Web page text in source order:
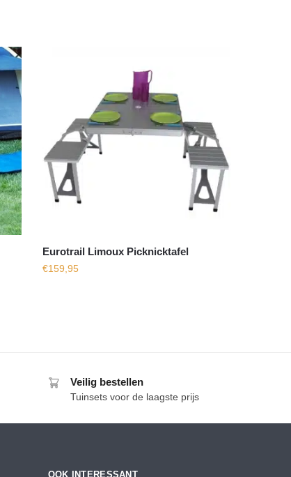
Eurotrail Limoux Picknicktafel
€159,95
Veilig bestellen
Tuinsets voor de laagste prijs
OOK INTERESSANT